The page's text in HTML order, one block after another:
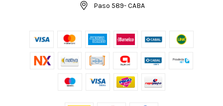
Paso 589- CABA